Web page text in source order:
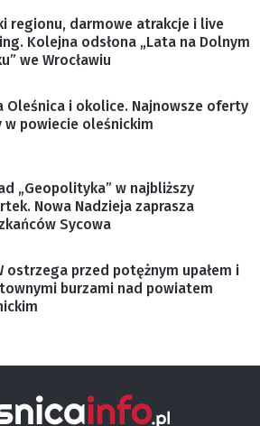
regionu, darmowe atrakcje i live
Kolejna odsłona „Lata na Dolnym
we Wrocławiu
Oleśnica i okolice. Najnowsze oferty
w powiecie oleśnickim
„Geopolityka” w najbliższy
Nowa Nadzieja zaprasza
Sycowa
ostrzega przed potężnym upałem i
burzami nad powiatem